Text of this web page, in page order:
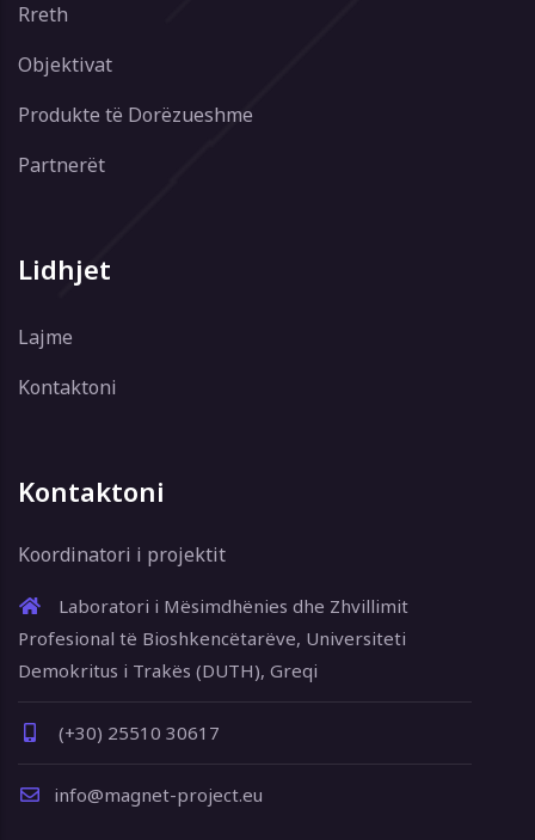
Rreth
Objektivat
Produkte të Dorëzueshme
Partnerët
Lidhjet
Lajme
Kontaktoni
Kontaktoni
Koordinatori i projektit
Laboratori i Mësimdhënies dhe Zhvillimit
Profesional të Bioshkencëtarëve, Universiteti
Demokritus i Trakës (DUTH), Greqi
(+30) 25510 30617
info@magnet-project.eu